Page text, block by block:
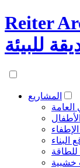
Reiter
للبيئة
المشاريع
العامة
البناء
للطاقة
خشبية